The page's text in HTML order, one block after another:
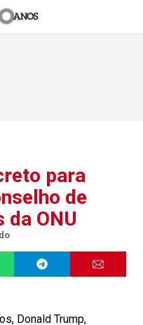
para
de
da ONU
Donald Trump,